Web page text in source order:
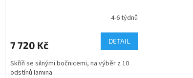
4-6 týdnů
7 720 Kč DETAIL
Skříň se silnými bočnicemi, na výběr z 10
odstínů lamina